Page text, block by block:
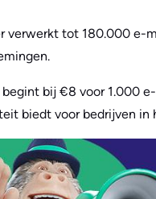
verwerkt tot 180.000 e-
begint bij €8 voor 1.000
biedt voor bedrijven in